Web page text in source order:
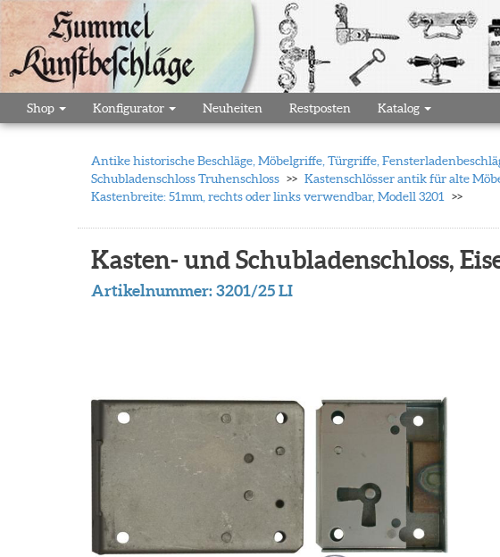
Shop Konfigurator Neuheiten Restposten Katalog
Antike historische Beschläge, Möbelgriffe, Türgriffe,
Schubladenschloss Truhenschloss
Kastenschlösser antik für alte
Kastenbreite: 51mm, rechts oder links verwendbar, Modell 3201
Kasten- und Schubladenschloss,
Artikelnummer:3201/25 LI